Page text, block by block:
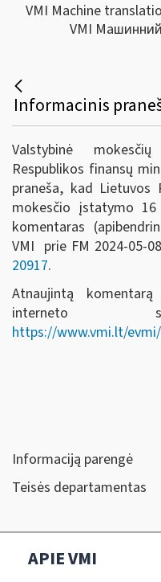
VMI Machine
VMI
Valstybinė
Respublikos finansų
praneša, kad Lietuvos
mokesčio įstatymo
komentaras
VMI prie FM 2024-05-
20917.
Atnaujintą
interneto
https://www.vmi.lt/
Informaciją parengė
Teisės departamentas
APIE VMI